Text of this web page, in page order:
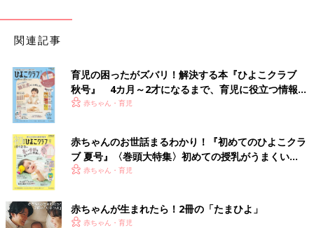
関連記事
育児の困ったがズバリ！解決する本『ひよこクラブ
秋号』 4カ月～2才になるまで、育児に役立つ情報が
いっぱい！
赤ちゃん・育児
赤ちゃんのお世話まるわかり！『初めてのひよこクラ
ブ 夏号』〈巻頭大特集〉初めての授乳がうまくい
く！ おっぱい・ミルクの基本と夏のトラブル 解決テ
赤ちゃん・育児
赤ちゃんが生まれたら！2冊の「たまひよ」
赤ちゃん・育児